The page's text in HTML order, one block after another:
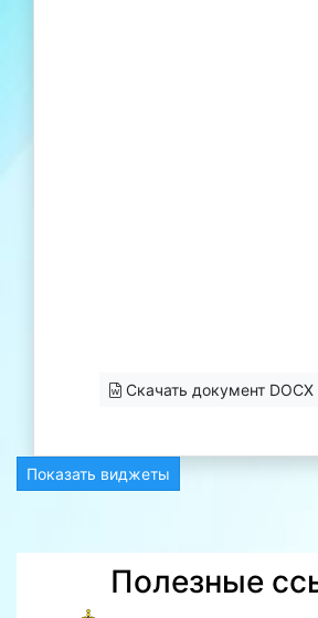
Скачать документ DOCX
Показать виджеты
Полезные